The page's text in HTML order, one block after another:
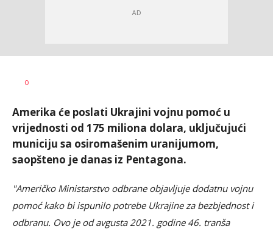
AUTOR
0
Amerika će poslati Ukrajini vojnu pomoć u
vrijednosti od 175 miliona dolara, uključujući
municiju sa osiromašenim uranijumom,
saopšteno je danas iz Pentagona.
"Američko Ministarstvo odbrane objavljuje dodatnu vojnu
pomoć kako bi ispunilo potrebe Ukrajine za bezbjednost i
odbranu. Ovo je od avgusta 2021. godine 46. tranša